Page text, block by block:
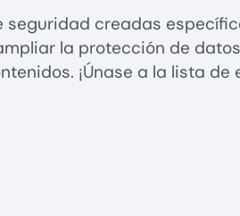
creadas
la protección de
¡Únase a la lista de